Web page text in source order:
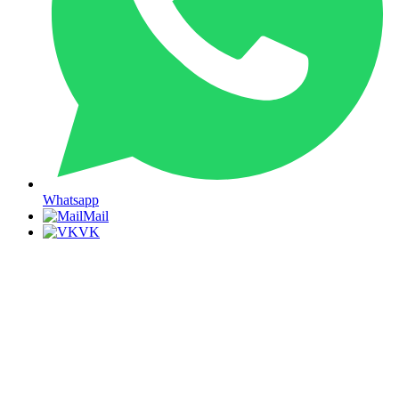
Whatsapp
Mail
VK